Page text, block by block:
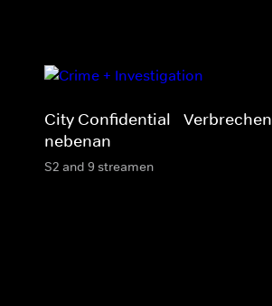
City Confidential - Verbrechen
nebenan
S2 and 9 streamen